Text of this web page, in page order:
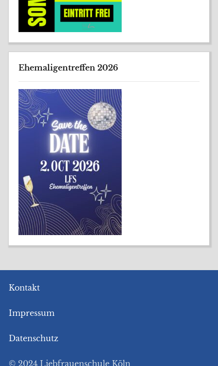
Ehemaligentreffen 2026
Kontakt
Impressum
Datenschutz
© 2024 Liebfrauenschule Köln